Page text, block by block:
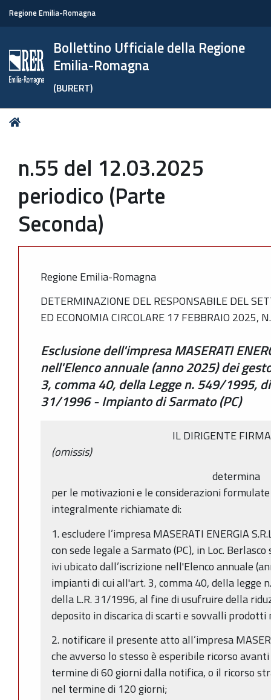
Regione Emilia-Romagna
Bollettino Ufficiale della Regione
Emilia-Romagna
(BURERT)
Tu
n.55 del 12.03.2025
periodico (Parte
Seconda)
Regione Emilia-Romagna
DETERMINAZIONE DEL RESPONSABILE DEL
ED ECONOMIA CIRCOLARE 17 FEBBRAIO 2025,
Esclusione dell'impresa MASERATI
nell'Elenco annuale (anno 2025) dei
3, comma 40, della Legge n. 549/1995,
31/1996 - Impianto di Sarmato (PC)
IL DIRIGENTE
(omissis)
determina
per le motivazioni e le considerazioni
integralmente richiamate di:
1. escludere l’impresa MASERATI ENERGIA
con sede legale a Sarmato (PC), in Loc.
ivi ubicato dall’iscrizione nell'Elenco annuale
impianti di cui all'art. 3, comma 40, della legge
della L.R. 31/1996, al fine di usufruire della
deposito in discarica di scarti e sovvalli
2. notificare il presente atto all’impresa
che avverso lo stesso è esperibile ricorso
termine di 60 giorni dalla notifica, o il ricorso
nel termine di 120 giorni;